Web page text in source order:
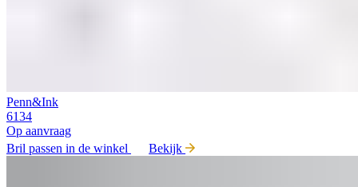
Penn&Ink
6134
Op aanvraag
Bril passen in de winkel
Bekijk